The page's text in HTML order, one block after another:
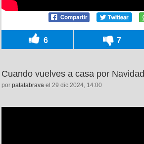
6 7
Cuando vuelves a casa por Navidad
por patatabrava el 29 dic 2024, 14:00